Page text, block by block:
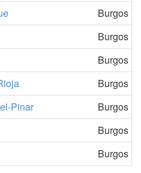
Burgos
Burgos
Burgos
Burgos
Pinar
Burgos
Burgos
Burgos